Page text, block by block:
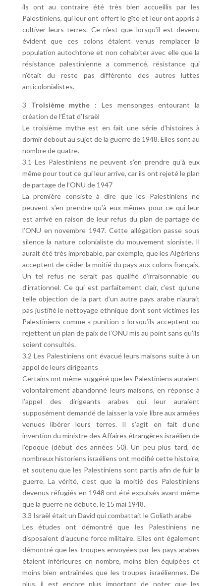
ils ont au contraire été très bien accueillis par les
Palestiniens, qui leur ont offert le gîte et leur ont appris à
cultiver leurs terres. Ce n’est que lorsqu’il est devenu
évident que ces colons étaient venus remplacer la
population autochtone et non cohabiter avec elle que la
résistance palestinienne a commencé, résistance qui
n’était du reste pas différente des autres luttes
anticolonialistes.
3 Troisième mythe : Les mensonges entourant la
création de l’État d’Israël
Le troisième mythe est en fait une série d’histoires à
dormir debout au sujet de la guerre de 1948. Elles sont au
nombre de quatre.
3.1 Les Palestiniens ne peuvent s’en prendre qu’à eux
même pour tout ce qui leur arrive, car ils ont rejeté le plan
de partage de l’ONU de 1947
La première consiste à dire que les Palestiniens ne
peuvent s’en prendre qu’à eux-mêmes pour ce qui leur
est arrivé en raison de leur refus du plan de partage de
l’ONU en novembre 1947. Cette allégation passe sous
silence la nature colonialiste du mouvement sioniste. Il
aurait été très improbable, par exemple, que les Algériens
acceptent de céder la moitié du pays aux colons français.
Un tel refus ne serait pas qualifié d’irraisonnable ou
d’irrationnel. Ce qui est parfaitement clair, c’est qu’une
telle objection de la part d’un autre pays arabe n’aurait
pas justifié le nettoyage ethnique dont sont victimes les
Palestiniens comme « punition » lorsqu’ils acceptent ou
rejettent un plan de paix de l’ONU mis au point sans qu’ils
soient consultés.
3.2 Les Palestiniens ont évacué leurs maisons suite à un
appel de leurs dirigeants
Certains ont même suggéré que les Palestiniens auraient
volontairement abandonné leurs maisons, en réponse à
l’appel des dirigeants arabes qui leur auraient
supposément demandé de laisser la voie libre aux armées
venues libérer leurs terres. Il s’agit en fait d’une
invention du ministre des Affaires étrangères israélien de
l’époque (début des années 50). Un peu plus tard, de
nombreux historiens israéliens ont modifié cette histoire,
et soutenu que les Palestiniens sont partis afin de fuir la
guerre. La vérité, c’est que la moitié des Palestiniens
devenus réfugiés en 1948 ont été expulsés avant même
que la guerre ne débute, le 15 mai 1948.
3.3 Israël était un David qui combattait le Goliath arabe
Les études ont démontré que les Palestiniens ne
disposaient d’aucune force militaire. Elles ont également
démontré que les troupes envoyées par les pays arabes
étaient inférieures en nombre, moins bien équipées et
moins bien entraînées que les troupes israéliennes. De
plus, il est encore plus important de noter que les